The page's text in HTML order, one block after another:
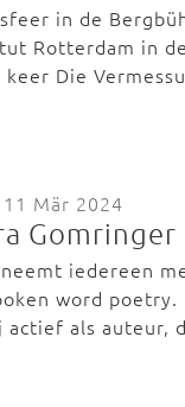
in de
Rotterdam in
keer Die
Mär 2024
Gomringer
iedereen
word poetry.
actief als auteur,